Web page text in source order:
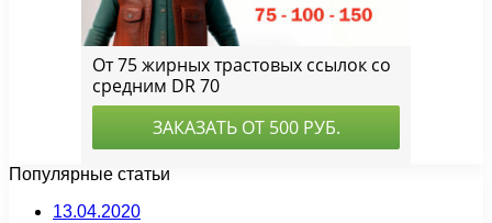
Популярные статьи
13.04.2020